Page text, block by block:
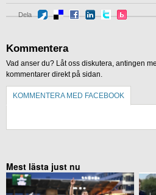
Dela
Kommentera
Vad anser du? Låt oss diskutera, antingen
kommentarer direkt på sidan.
KOMMENTERA MED FACEBOOK
Mest lästa just nu